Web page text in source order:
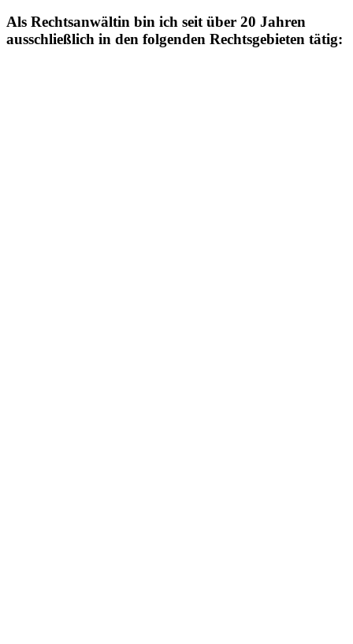
Als Rechtsanwältin bin ich seit über 20 Jahren
ausschließlich in den folgenden Rechtsgebieten tätig: